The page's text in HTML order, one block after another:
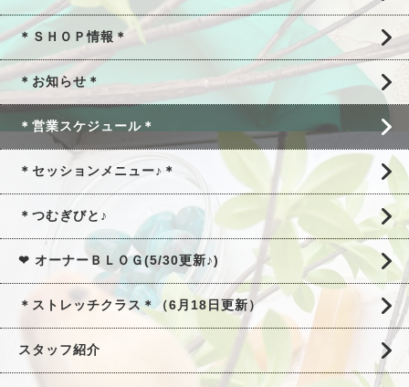
＊ＳＨＯＰ情報＊
＊お知らせ＊
＊営業スケジュール＊
＊セッションメニュー♪＊
＊つむぎびと♪
❤ オーナーＢＬＯＧ(5/30更新♪)
＊ストレッチクラス＊（6月18日更新）
スタッフ紹介